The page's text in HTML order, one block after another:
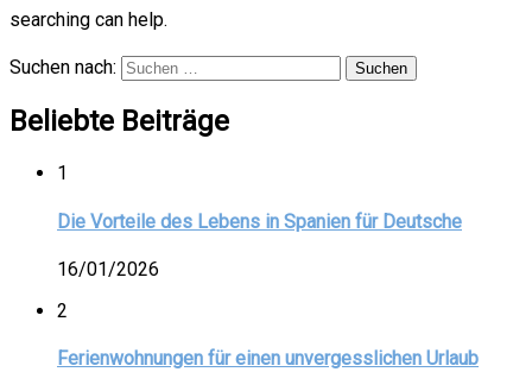
searching can help.
Suchen nach:
Beliebte Beiträge
1
Die Vorteile des Lebens in Spanien für Deutsche
16/01/2026
2
Ferienwohnungen für einen unvergesslichen Urlaub